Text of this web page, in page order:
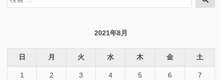
索
索
2021年8月
日 月 火 水 木 金 土
1 2 3 4 5 6 7